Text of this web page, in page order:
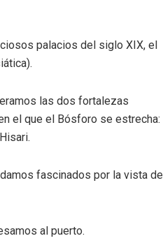
palacios del siglo XIX, el
las dos fortalezas
el que el Bósforo se estrecha:
fascinados por la vista de
al puerto.